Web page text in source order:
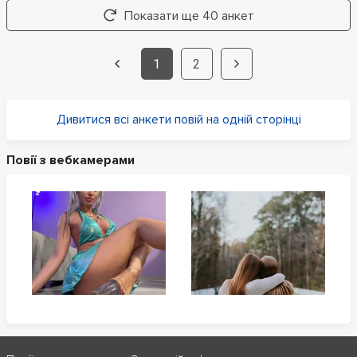
Показати ще 40 анкет
1 2
Дивитися всі анкети повій на одній сторінці
Повії з вебкамерами